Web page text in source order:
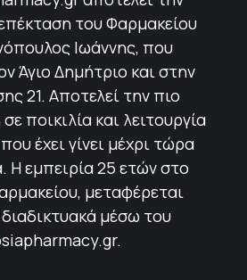
του Φαρμακείου
Ιωάννης, που
Άγιο Δημήτριο και στην
21. Αποτελεί την πιο
ποικιλία και λειτουργία
έχει γίνει μέχρι τώρα
Η εμπειρία 25 ετών στο
μεταφέρεται
μέσω του